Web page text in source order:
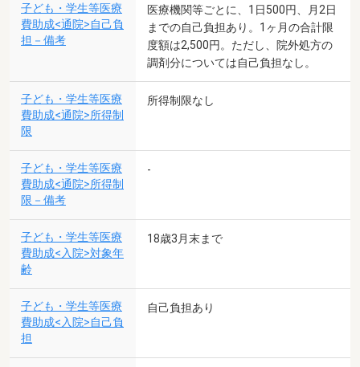
子ども・学生等医療
費助成<通院>自己負
担－備考
医療機関等ごとに、1日500円、月2日
までの自己負担あり。1ヶ月の合計限
度額は2,500円。ただし、院外処方の
調剤分については自己負担なし。
子ども・学生等医療
費助成<通院>所得制
限
所得制限なし
子ども・学生等医療
費助成<通院>所得制
限－備考
-
子ども・学生等医療
費助成<入院>対象年
齢
18歳3月末まで
子ども・学生等医療
費助成<入院>自己負
担
自己負担あり